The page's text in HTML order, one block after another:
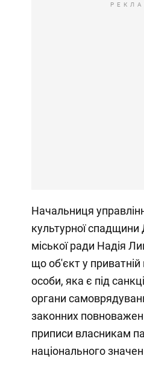
Начальниця
культурної спадщини
міської ради Надія
що об'єкт у приватній
особи, яка є під
органи
законних
приписи власникам
національного